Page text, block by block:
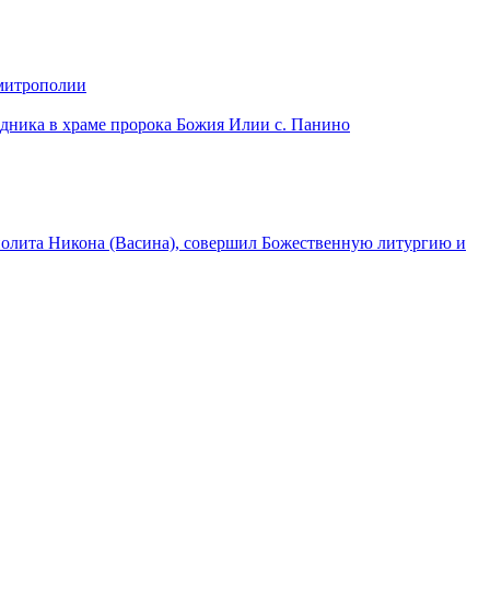
в храме пророка Божия Илии с. Панино
Никона (Васина), совершил Божественную литургию и